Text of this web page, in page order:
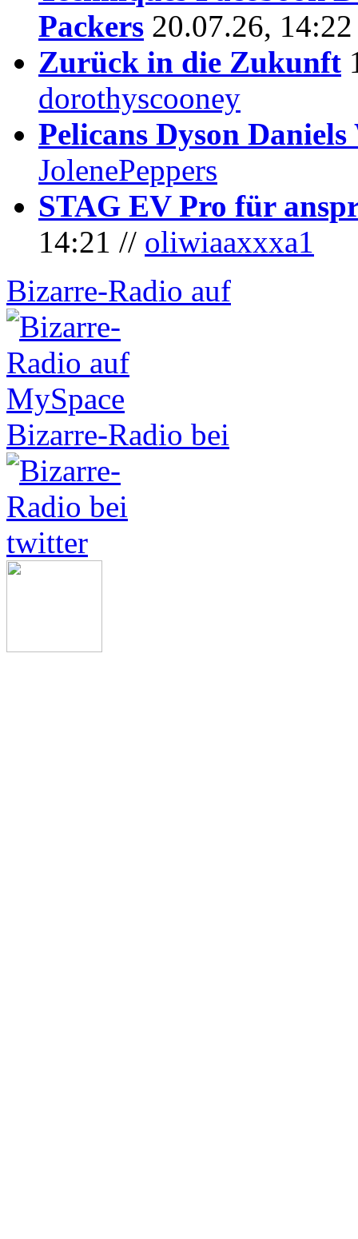
Packers 20.07.26,
Zurück in die Zukunft
dorothyscooney
Pelicans Dyson
JolenePeppers
STAG EV Pro für
14:21 // oliwiaaxxxa1
Bizarre-Radio auf
Bizarre-Radio bei